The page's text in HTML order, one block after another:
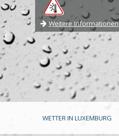
Weitere Informationen
WETTER IN LUXEMBURG